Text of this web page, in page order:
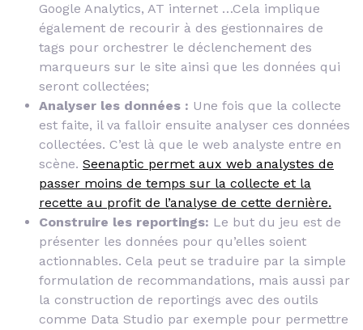
Google Analytics, AT internet …Cela implique
également de recourir à des gestionnaires de
tags pour orchestrer le déclenchement des
marqueurs sur le site ainsi que les données qui
seront collectées;
Analyser les données : Une fois que la collecte
est faite, il va falloir ensuite analyser ces données
collectées. C’est là que le web analyste entre en
scène. Seenaptic permet aux web analystes de
passer moins de temps sur la collecte et la
recette au profit de l’analyse de cette dernière.
Construire les reportings: Le but du jeu est de
présenter les données pour qu’elles soient
actionnables. Cela peut se traduire par la simple
formulation de recommandations, mais aussi par
la construction de reportings avec des outils
comme Data Studio par exemple pour permettre